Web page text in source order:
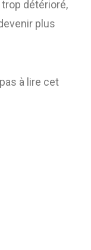
détérioré,
plus
à lire cet